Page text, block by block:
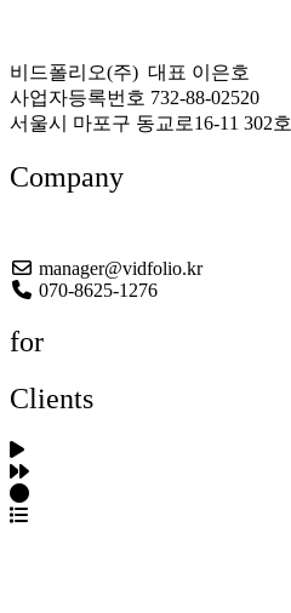
비드폴리오(주) 대표 이은호
사업자등록번호 732-88-02520
서울시 마포구 동교로16-11 302호
Company
manager@vidfolio.kr
070-8625-1276
for
Clients